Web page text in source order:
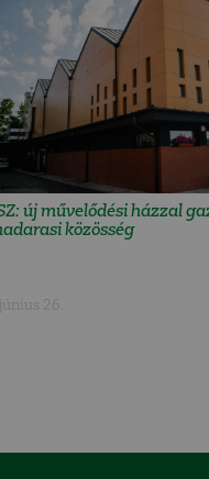
új művelődési házzal
közösség
26.